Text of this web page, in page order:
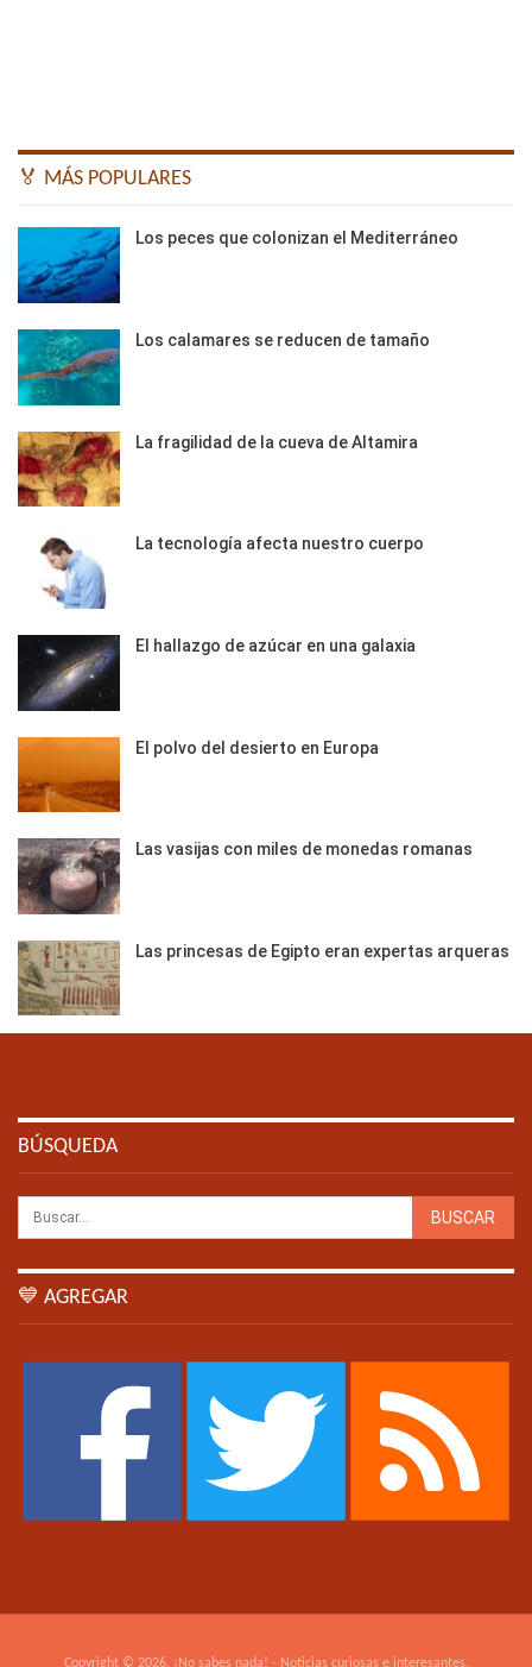
🏅 MÁS POPULARES
Los peces que colonizan el Mediterráneo
Los calamares se reducen de tamaño
La fragilidad de la cueva de Altamira
La tecnología afecta nuestro cuerpo
El hallazgo de azúcar en una galaxia
El polvo del desierto en Europa
Las vasijas con miles de monedas romanas
Las princesas de Egipto eran expertas arqueras
BÚSQUEDA
💙 AGREGAR
Copyright © 2026. ¡No sabes nada! - Noticias curiosas e interesantes.